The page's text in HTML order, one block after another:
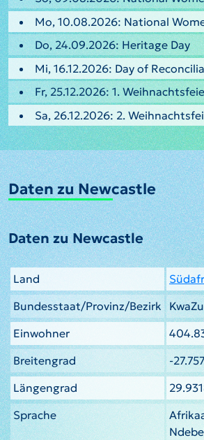
Mo, 10.08.2026: National
Do, 24.09.2026: Heritage Day
Mi, 16.12.2026: Day of
Fr, 25.12.2026: 1.
Sa, 26.12.2026: 2.
Daten zu Newcastle
Daten zu Newcastle
Land
Bundesstaat/Provinz/Bezirk
Einwohner
Breitengrad
-
Längengrad
Sprache